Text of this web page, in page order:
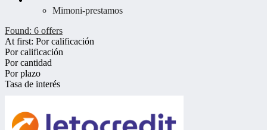
Mimoni-prestamos
Found: 6 offers
At first: Por calificación
Por calificación
Por cantidad
Por plazo
Tasa de interés